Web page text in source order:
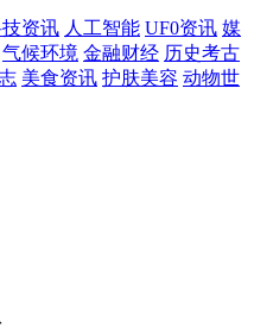
资讯 人工智能 UF0资讯 媒
气候环境 金融财经 历史考古
美食资讯 护肤美容 动物世